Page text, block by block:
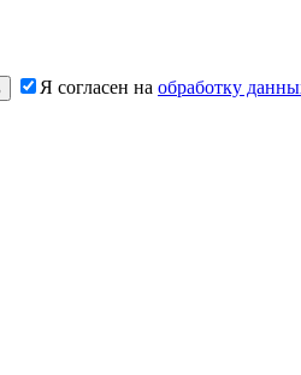
Я согласен на обработку